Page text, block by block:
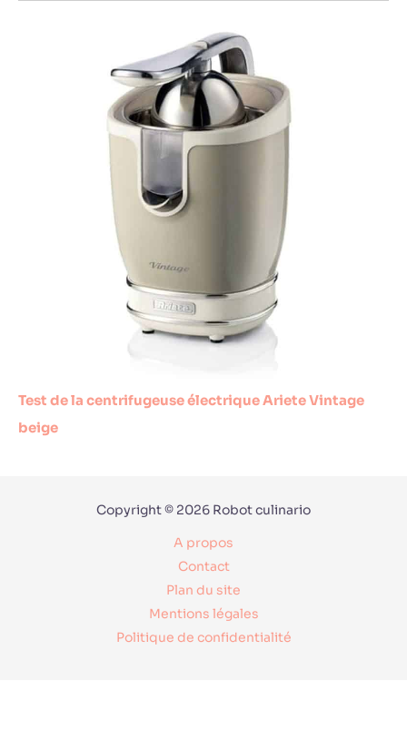
Test de la centrifugeuse électrique Ariete Vintage
beige
Copyright © 2026 Robot culinario
A propos
Contact
Plan du site
Mentions légales
Politique de confidentialité